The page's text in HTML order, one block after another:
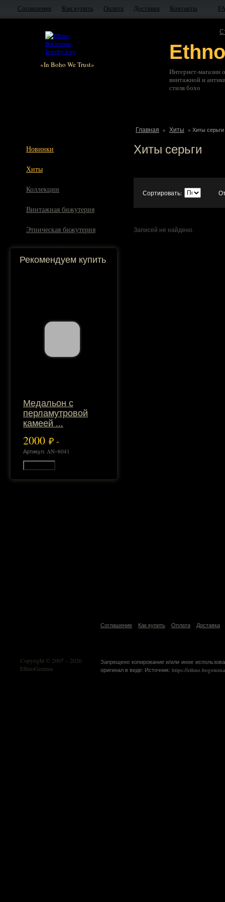
Соглашение Как купить Оплата Доставка Контакты
«In Boho We Trust»
Интернет-магазин
винтажной и
стиля бохо
Новинки
Хиты
Коллекции
Винтажная бижутерия
Этническая бижутерия
Рекомендуем купить
Медальон с
перламутровой
камеей ...
2000 ₽ -
Артикул: AN‒8041
Главная » Хиты » Хиты серьги
Хиты серьги
Сортировать:
Записей не найдено.
Copyright © 2007 – 2026
EthnoGemma
Соглашение Как купить Оплата Доставка
Запрещено копирование и/или иное
оригинал в виде: Источник: https://